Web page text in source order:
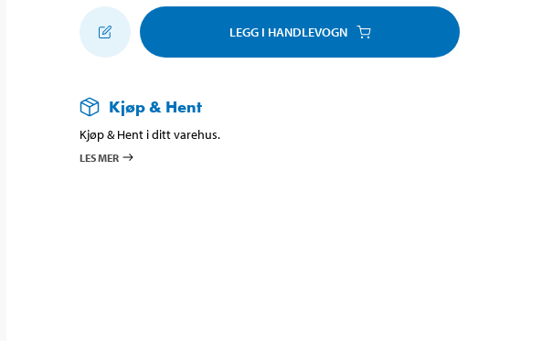
LEGG I HANDLEVOGN
Kjøp & Hent
Kjøp & Hent i ditt varehus.
LES MER